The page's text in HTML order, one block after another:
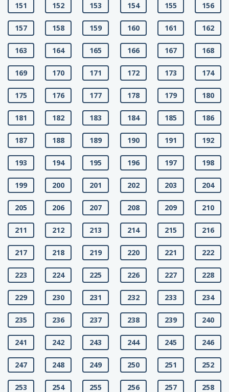
151 152 153 154 155 156
157 158 159 160 161 162
163 164 165 166 167 168
169 170 171 172 173 174
175 176 177 178 179 180
181 182 183 184 185 186
187 188 189 190 191 192
193 194 195 196 197 198
199 200 201 202 203 204
205 206 207 208 209 210
211 212 213 214 215 216
217 218 219 220 221 222
223 224 225 226 227 228
229 230 231 232 233 234
235 236 237 238 239 240
241 242 243 244 245 246
247 248 249 250 251 252
253 254 255 256 257 258